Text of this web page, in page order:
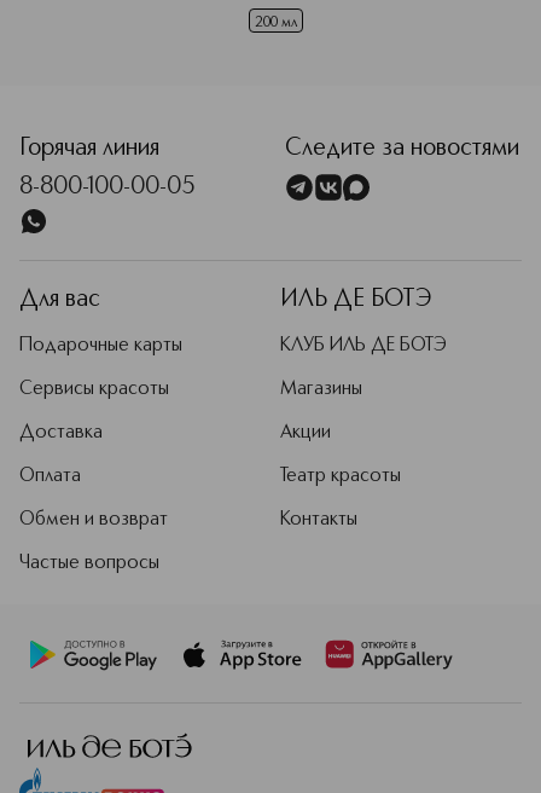
200 мл
Горячая линия
8-800-100-00-05
Следите за новостями
Для вас
Подарочные карты
Сервисы красоты
Доставка
Оплата
Обмен и возврат
Частые вопросы
ИЛЬ ДЕ БОТЭ
КЛУБ ИЛЬ ДЕ БОТЭ
Магазины
Акции
Театр красоты
Контакты